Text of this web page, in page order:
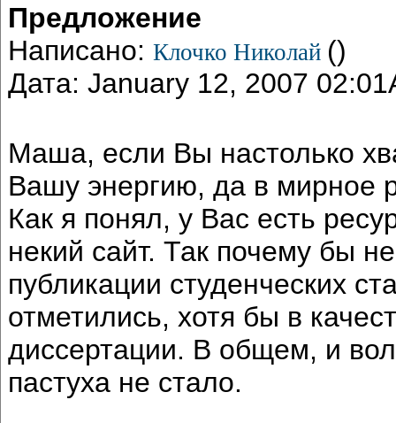
Предложение
Написано: Клочко Николай ()
Дата: January 12, 2007
Маша, если Вы настолько
Вашу энергию, да в мирное
Как я понял, у Вас есть
некий сайт. Так почему бы
публикации студенческих
отметились, хотя бы в
диссертации. В общем, и
пастуха не стало.